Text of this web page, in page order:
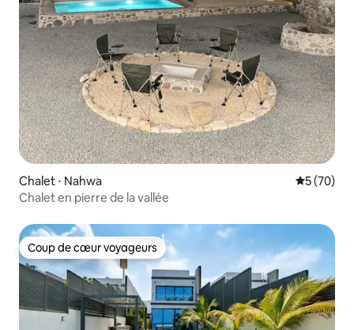
Chalet ⋅ Nahwa
5 (70)
Chalet en pierre de la vallée
Coup de cœur voyageurs
Coup de cœur voyageurs